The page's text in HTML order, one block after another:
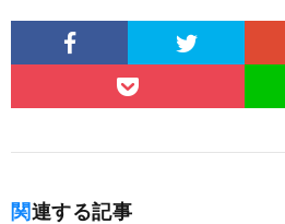
関連する記事